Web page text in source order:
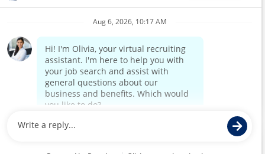
Aviso de Direitos Autorais
Página corporativa
reservados.